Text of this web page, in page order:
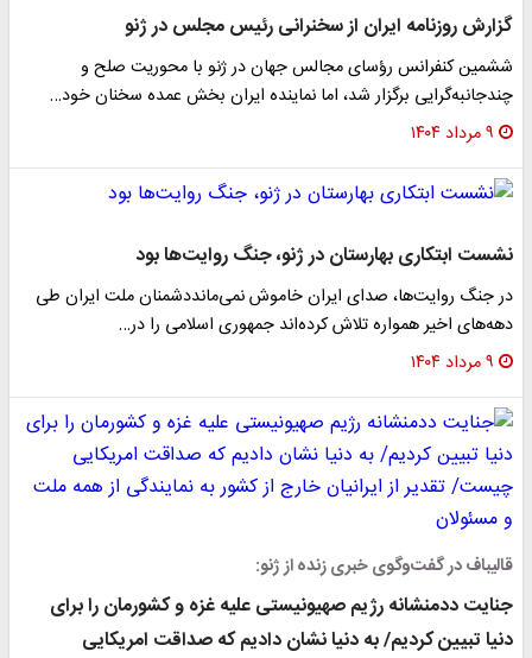
گزارش روزنامه ایران از سخنرانی رئیس مجلس در ژنو
ششمین کنفرانس رؤسای مجالس جهان در ژنو با محوریت صلح و
چندجانبه‌گرایی برگزار شد، اما نماینده ایران بخش عمده سخنان خود…
۹ مرداد ۱۴۰۴
نشست ابتکاری بهارستان در ژنو، جنگ روایت‌ها بود
در جنگ روایت‌ها، صدای ایران خاموش نمی‌مانددشمنان ملت ایران طی
دهه‌های اخیر همواره تلاش کرده‌اند جمهوری اسلامی را در…
۹ مرداد ۱۴۰۴
قالیباف در گفت‌وگوی خبری زنده از ژنو:
جنایت ددمنشانه رژیم صهیونیستی علیه غزه و کشورمان را برای
دنیا تبیین کردیم/ به دنیا نشان دادیم که صداقت امریکایی